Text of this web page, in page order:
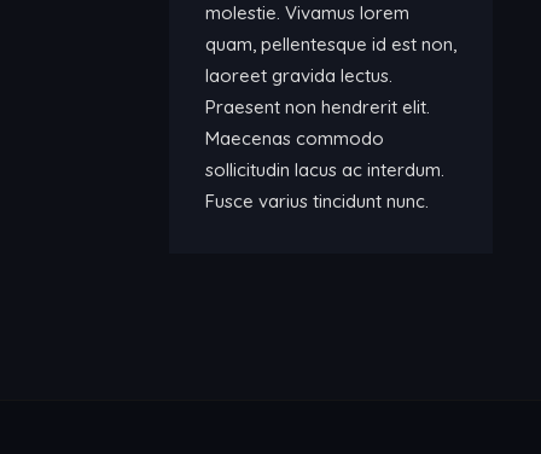
molestie. Vivamus lorem
quam, pellentesque id est non,
laoreet gravida lectus.
Praesent non hendrerit elit.
Maecenas commodo
sollicitudin lacus ac interdum.
Fusce varius tincidunt nunc.